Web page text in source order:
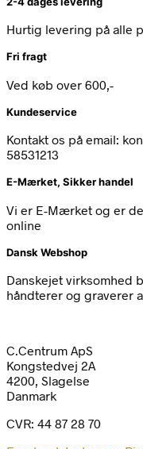
Hurtig levering på alle
Fri fragt
Ved køb over 600,-
Kundeservice
Kontakt os på email:
58531213
E-Mærket, Sikker handel
Vi er E-Mærket og er
online
Dansk Webshop
Danskejet virksomhed
håndterer og graverer
C.Centrum ApS
Kongstedvej 2A
4200, Slagelse
Danmark
CVR: 44 87 28 70